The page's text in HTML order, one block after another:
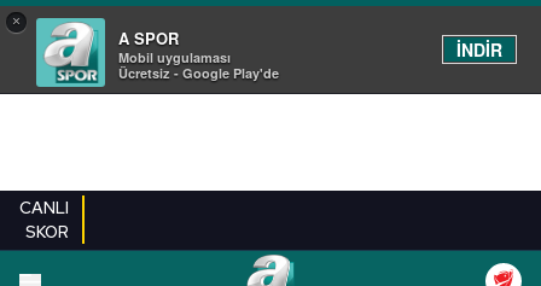
×
A SPOR
Mobil uygulaması
Ücretsiz - Google Play'de
İNDİR
CANLI
SKOR